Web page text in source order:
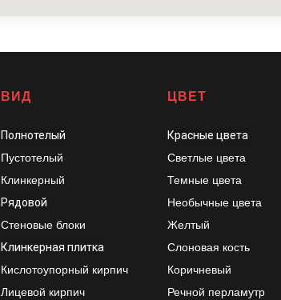
ВИД ЦВЕТ
Красные цвета
Светлые цвета
Темные цвета
Необычные цвета
Желтый
Слоновая кость
Коричневый
Речной перламутр
Полнотелый
Пустотелый
Клинкерный
Рядовой
Стеновые блоки
Клинкерная плитка
Кислотоупорный кирпич
Лицевой кирпич